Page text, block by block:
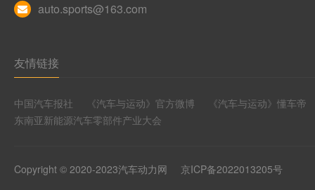
auto.sports@163.com
友情链接
中国汽车报社 《汽车与运动》官方微博
《汽车与运动》懂车帝
东南亚新能源汽车零部件产业大会
Copyright © 2020-2023汽车动力网 京ICP备2022013205号